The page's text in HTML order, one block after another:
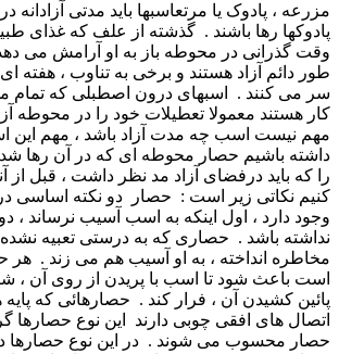
مزرعه ، پادوک یا مرتعاسبها باید مدتی آزادانه
پادوکها رها باشند . گذشته از علف که غذای
وقت گذرانی در محوطه باز به او آرامش می
طور دائم آزاد هستند و برخی به تناوب ، هفته ای
سر می کنند . اسبهای درون اصطبلی که تمام
کار هستند معمولا تعطیلات خود را در محوطه
مهم نیست اسب چه مدت آزاد باشد ، مهم این
داشته باشیم حصار محوطه ای که در آن رها
را که باید درفضای آزاد مد نظر داشت ، قبل از
کنیم نکاتی زیر است : حصار دو نکته اساسی
وجود دارد ، اول اینکه به اسب آسیب نرساند ،
نداشته باشد . حصاری که به درستی تعبیه
مخاطره انداخته ، به او آسیب هم می زند . هر
است باعث شود تا اسب با پریدن از روی آن ،
پائین کشیدن آن ، فرار کند . حصارهائی که
اتصال های افقی چوبی دارند این نوع حصارها
حصار محسوب می شوند . در این نوع حصارها